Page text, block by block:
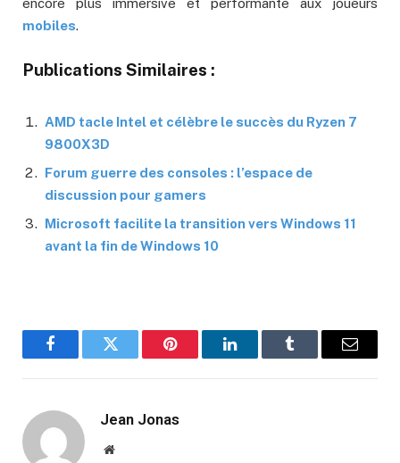
encore plus immersive et performante aux joueurs
mobiles.
Publications Similaires :
AMD tacle Intel et célèbre le succès du Ryzen 7
9800X3D
Forum guerre des consoles : l’espace de
discussion pour gamers
Microsoft facilite la transition vers Windows 11
avant la fin de Windows 10
FacebookTwitter Pinterest LinkedInTumblr Email
Jean Jonas
Website